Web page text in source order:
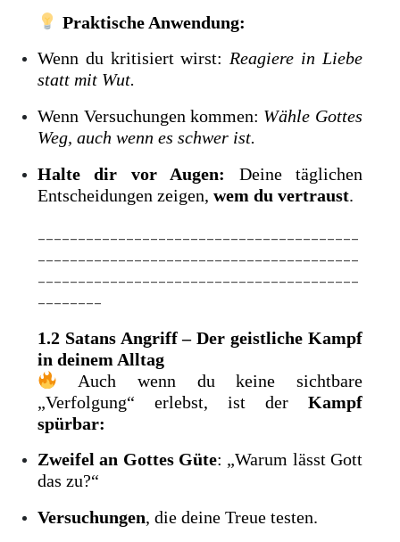
Praktische Anwendung:
Wenn du kritisiert wirst:Reagiere in Liebe
statt mit Wut.
Wenn Versuchungen kommen: Wähle Gottes
Weg, auch wenn es schwer ist.
Halte dir vor Augen: Deine täglichen
Entscheidungen zeigen,wem du vertraust.
1.2 Satans Angriff – Der geistliche Kampf
in deinem Alltag
Auch wenn du keine sichtbare
„Verfolgung“ erlebst, ist der Kampf
spürbar:
Zweifel an Gottes Güte: „Warum lässt Gott
das zu?“
Versuchungen, die deine Treue testen.